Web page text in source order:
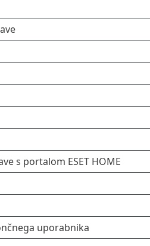
s portalom ESET HOME
uporabnika